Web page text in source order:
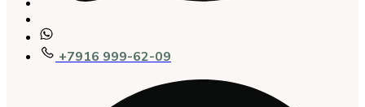
+7916 999-62-09